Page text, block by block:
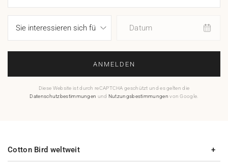
Datum
ANMELDEN
Diese Website ist durch reCAPTCHA geschützt und es gelten die
Datenschutzbestimmungen und Nutzungsbestimmungen von Google.
Cotton Bird weltweit